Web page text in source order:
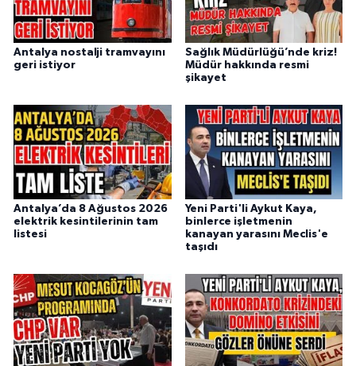
Antalya nostalji tramvayını
geri istiyor
Sağlık Müdürlüğü’nde kriz!
Müdür hakkında resmi
şikayet
Antalya’da 8 Ağustos 2026
elektrik kesintilerinin tam
listesi
Yeni Parti'li Aykut Kaya,
binlerce işletmenin
kanayan yarasını Meclis'e
taşıdı